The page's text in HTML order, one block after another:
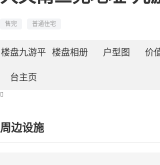
售完 普通住宅
楼盘九游平
台主页
楼盘相册 户型图 价

周边设施